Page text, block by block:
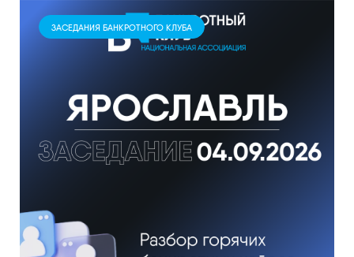
ЗАСЕДАНИЯ БАНКРОТНОГО КЛУБА